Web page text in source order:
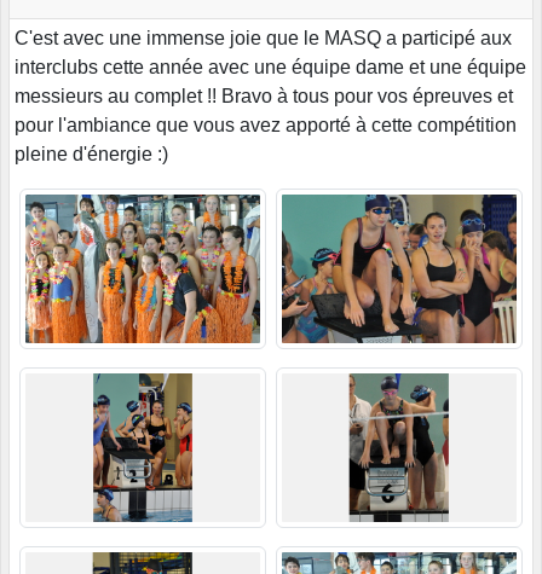
C'est avec une immense joie que le MASQ a participé aux
interclubs cette année avec une équipe dame et une équipe
messieurs au complet !! Bravo à tous pour vos épreuves et
pour l'ambiance que vous avez apporté à cette compétition
pleine d'énergie :)